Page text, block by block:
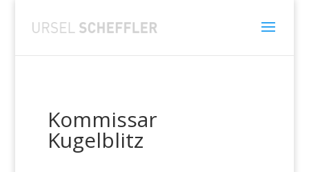
Kommissar
Kugelblitz